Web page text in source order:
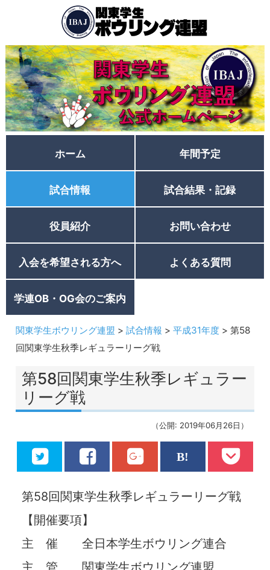
ホーム 年間予定
試合情報 試合結果・記録
役員紹介 お問い合わせ
入会を希望される方へ よくある質問
学連OB・OG会のご案内
関東学生ボウリング連盟 >試合情報 >平成31年度 >第58
回関東学生秋季レギュラーリーグ戦
第58回関東学生秋季レギュラー
リーグ戦
（公開: 2019年06月26日）
第58回関東学生秋季レギュラーリーグ戦
【開催要項】
主 催 全日本学生ボウリング連合
主 管 関東学生ボウリング連盟